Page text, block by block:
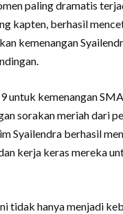
paling dramatis
kapten, berhasil
kemenangan
untuk kemenangan
sorakan meriah dari
Syailendra berhasil
kerja keras mereka
tidak hanya menjadi